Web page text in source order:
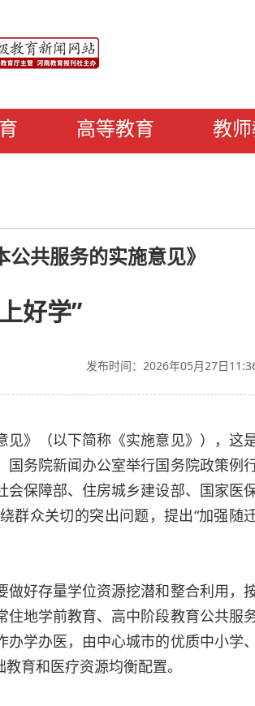
高等教育 教
共服务的实施意见》
好学”
发布时间：2026年05月27日
》（以下简称《实施意见》），这
务院新闻办公室举行国务院政策例
保障部、住房城乡建设部、国家医
群众关切的突出问题，提出“加强随
好存量学位资源挖潜和整合利用，
地学前教育、高中阶段教育公共服
学办医，由中心城市的优质中小学、
育和医疗资源均衡配置。